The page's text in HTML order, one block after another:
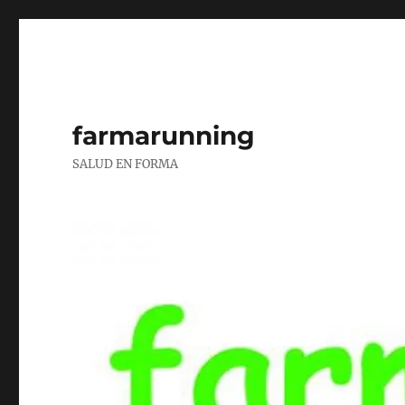
farmarunning
SALUD EN FORMA